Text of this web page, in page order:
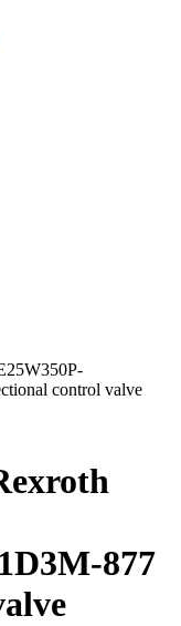
control valve
877